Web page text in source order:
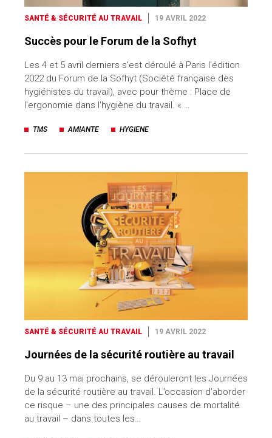
SANTÉ & SÉCURITÉ AU TRAVAIL 19 AVRIL 2022
Succès pour le Forum de la Sofhyt
Les 4 et 5 avril derniers s'est déroulé à Paris l'édition
2022 du Forum de la Sofhyt (Société française des
hygiénistes du travail), avec pour thème : Place de
l'ergonomie dans l'hygiène du travail. « …
TMS AMIANTE HYGIENE
SANTÉ & SÉCURITÉ AU TRAVAIL 19 AVRIL 2022
Journées de la sécurité routière au travail
Du 9 au 13 mai prochains, se dérouleront les Journées
de la sécurité routière au travail. L’occasion d’aborder
ce risque – une des principales causes de mortalité
au travail – dans toutes les…